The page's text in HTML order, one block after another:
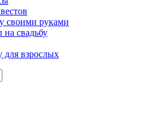
своими руками
свадьбу
для взрослых